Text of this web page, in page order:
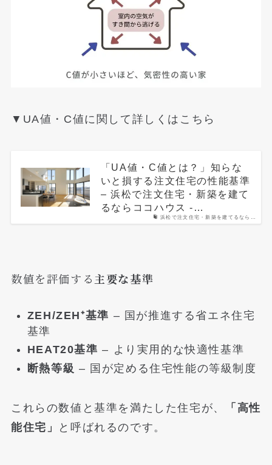
▼UA値・C値に関して詳しくはこちら
浜松で注文住宅・新築を建てるなら…
「UA値・C値とは？」知らな
いと損する注文住宅の性能基準
– 浜松で注文住宅・新築を建て
るならココハウス -…
数値を評価する 主要な基準
ZEH/ZEH⁺基準 – 国が推進する省エネ住宅
基準
HEAT20基準 – より実用的な快適性基準
断熱等級 – 国が定める住宅性能の等級制度
これらの数値と基準を満たした住宅が、
「高性
能住宅」
と呼ばれるのです。